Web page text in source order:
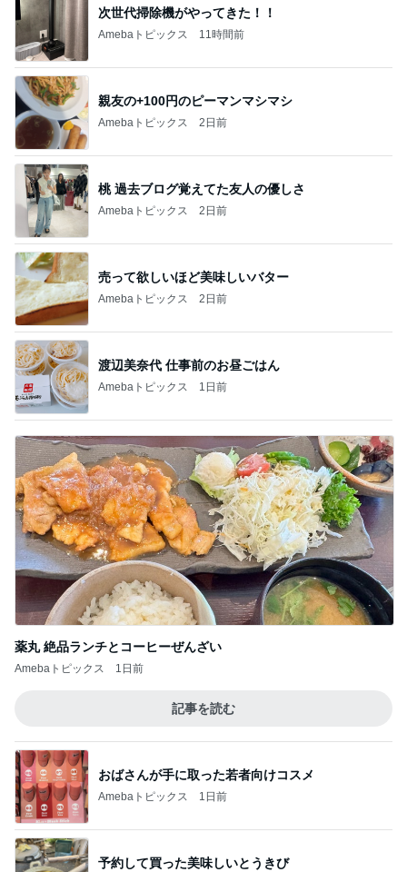
次世代掃除機がやってきた！！
Amebaトピックス 11時間前
親友の+100円のピーマンマシマシ
Amebaトピックス 2日前
桃 過去ブログ覚えてた友人の優しさ
Amebaトピックス 2日前
売って欲しいほど美味しいバター
Amebaトピックス 2日前
渡辺美奈代 仕事前のお昼ごはん
Amebaトピックス 1日前
薬丸 絶品ランチとコーヒーぜんざい
Amebaトピックス 1日前
記事を読む
おばさんが手に取った若者向けコスメ
Amebaトピックス 1日前
予約して買った美味しいとうきび